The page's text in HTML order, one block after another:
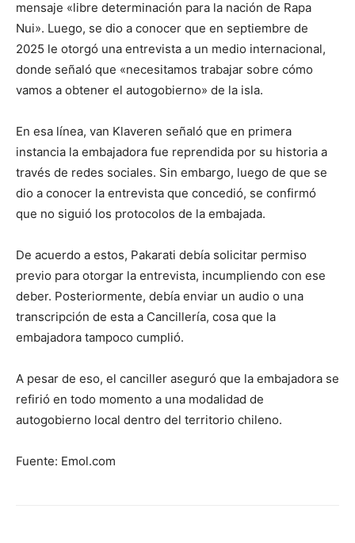
mensaje «libre determinación para la nación de Rapa
Nui». Luego, se dio a conocer que en septiembre de
2025 le otorgó una entrevista a un medio internacional,
donde señaló que «necesitamos trabajar sobre cómo
vamos a obtener el autogobierno» de la isla.
En esa línea, van Klaveren señaló que en primera
instancia la embajadora fue reprendida por su historia a
través de redes sociales. Sin embargo, luego de que se
dio a conocer la entrevista que concedió, se confirmó
que no siguió los protocolos de la embajada.
De acuerdo a estos, Pakarati debía solicitar permiso
previo para otorgar la entrevista, incumpliendo con ese
deber. Posteriormente, debía enviar un audio o una
transcripción de esta a Cancillería, cosa que la
embajadora tampoco cumplió.
A pesar de eso, el canciller aseguró que la embajadora se
refirió en todo momento a una modalidad de
autogobierno local dentro del territorio chileno.
Fuente: Emol.com